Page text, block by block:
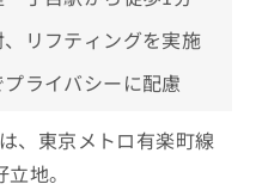
リフティングを実施
ライバシーに配慮
、東京メトロ有楽町線
地。